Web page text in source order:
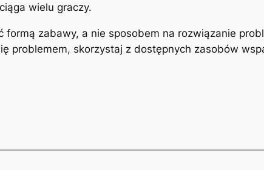
wielu graczy.
zabawy, a nie sposobem na rozwiązanie
problemem, skorzystaj z dostępnych zasobów